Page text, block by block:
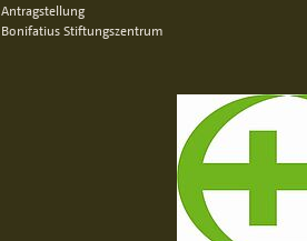
Antragstellung
Bonifatius Stiftungszentrum